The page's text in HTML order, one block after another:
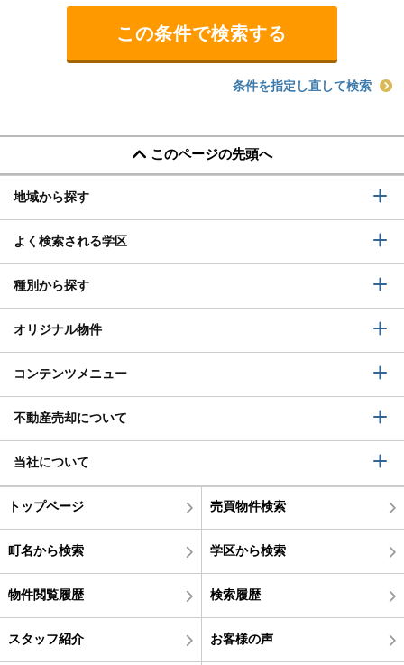
条件を指定し直して検索
このページの先頭へ
地域から探す
よく検索される学区
種別から探す
オリジナル物件
コンテンツメニュー
不動産売却について
当社について
トップページ 売買物件検索
町名から検索 学区から検索
物件閲覧履歴 検索履歴
スタッフ紹介 お客様の声